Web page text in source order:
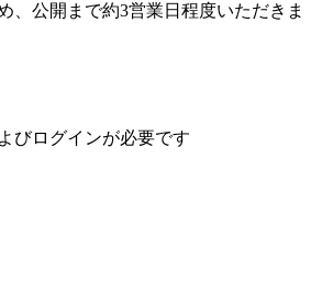
、公開まで約3営業日程度いただきま
びログインが必要です